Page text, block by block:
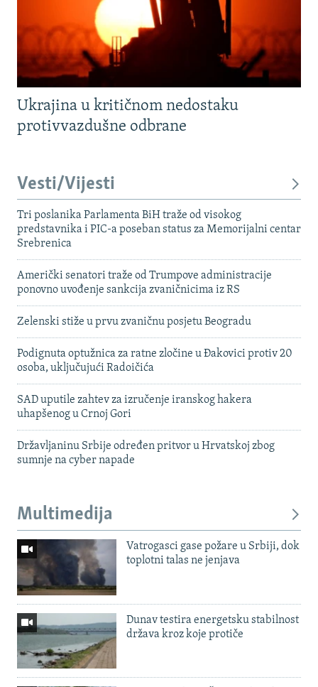
Ukrajina u kritičnom nedostaku
protivvazdušne odbrane
Vesti/Vijesti
Tri poslanika Parlamenta BiH traže od visokog
predstavnika i PIC-a poseban status za Memorijalni centar
Srebrenica
Američki senatori traže od Trumpove administracije
ponovno uvođenje sankcija zvaničnicima iz RS
Zelenski stiže u prvu zvaničnu posjetu Beogradu
Podignuta optužnica za ratne zločine u Đakovici protiv 20
osoba, uključujući Radoičića
SAD uputile zahtev za izručenje iranskog hakera
uhapšenog u Crnoj Gori
Državljaninu Srbije određen pritvor u Hrvatskoj zbog
sumnje na cyber napade
Multimedija
Vatrogasci gase požare u Srbiji, dok
toplotni talas ne jenjava
Dunav testira energetsku stabilnost
država kroz koje protiče